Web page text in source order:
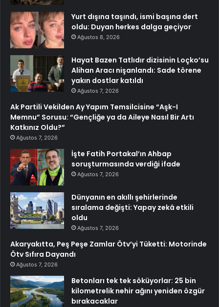
Yurt dışına taşındı, ismi başına dert
oldu: Duyan herkes dalga geçiyor
Ağustos 8, 2026
Hayat Bazen Tatlıdır dizisinin Loçko’su
Alihan Aracı nişanlandı: Sade törene
yakın dostlar katıldı
Ağustos 7, 2026
Ak Partili Vekilden Ay Yapım Temsilcisine “Aşk-I
Memnu” Sorusu: “Gençliğe ya da Aileye Nasıl Bir Artı
Katkınız Oldu?”
Ağustos 7, 2026
İşte Fatih Portakal’ın Ahbap
soruşturmasında verdiği ifade
Ağustos 7, 2026
Dünyanın en akıllı şehirlerinde
sıralama değişti: Yapay zekâ etkili
oldu
Ağustos 7, 2026
Akaryakıtta, Peş Peşe Zamlar Ötv’yi Tüketti: Motorinde
Ötv Sıfıra Dayandı
Ağustos 7, 2026
Betonları tek tek söküyorlar: 25 bin
kilometrelik nehir ağını yeniden özgür
bırakacaklar